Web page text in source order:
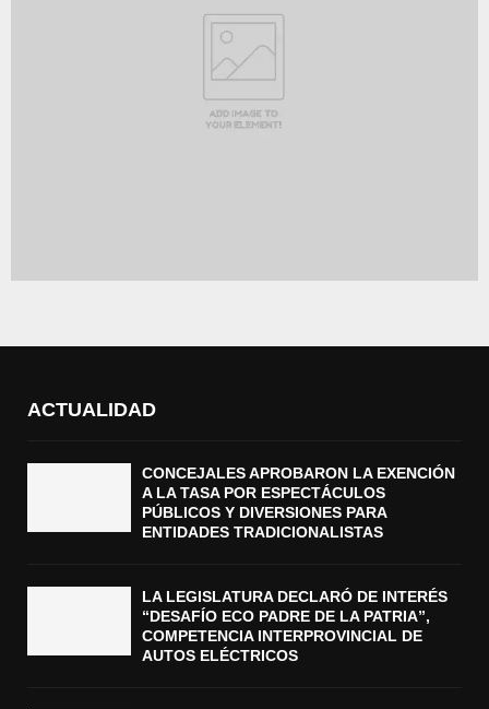
ACTUALIDAD
CONCEJALES APROBARON LA EXENCIÓN
A LA TASA POR ESPECTÁCULOS
PÚBLICOS Y DIVERSIONES PARA
ENTIDADES TRADICIONALISTAS
LA LEGISLATURA DECLARÓ DE INTERÉS
“DESAFÍO ECO PADRE DE LA PATRIA”,
COMPETENCIA INTERPROVINCIAL DE
AUTOS ELÉCTRICOS